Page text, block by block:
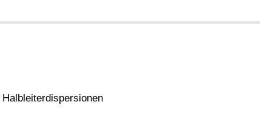
Halbleiterdispersionen